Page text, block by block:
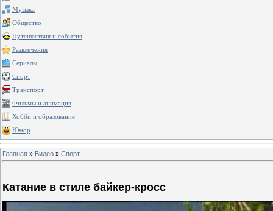
Музыка
Общество
Путешествия и события
Развлечения
Сериалы
Спорт
Транспорт
Фильмы и анимация
Хобби и образование
Юмор
Главная » Видео » Спорт
Катание в стиле байкер-кросс